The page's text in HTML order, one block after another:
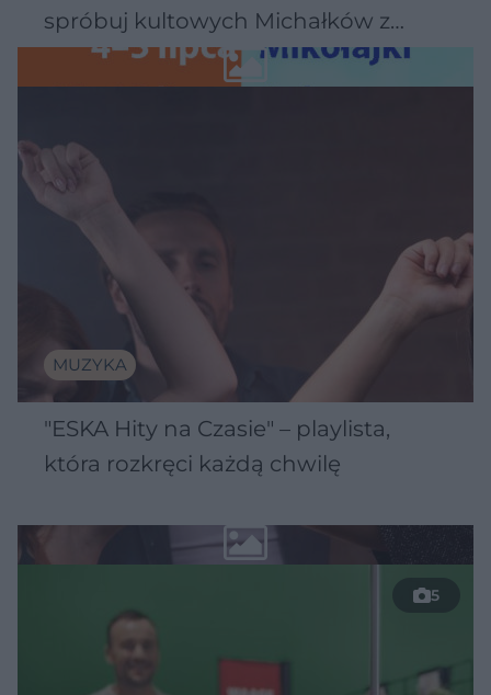
spróbuj kultowych Michałków z
Wawelu
MUZYKA
"ESKA Hity na Czasie" – playlista,
która rozkręci każdą chwilę
5